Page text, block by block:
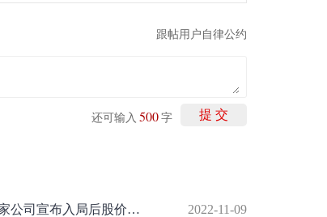
跟帖用户自律公约
提 交
还可输入 500 字
概念龙头8天7板，元宇宙分支崛起，多家公司宣布入局后股价上涨！四部门联合发布重磅利好，绿色建材发展空间巨大，绩优股名单请收藏 2022-11-09